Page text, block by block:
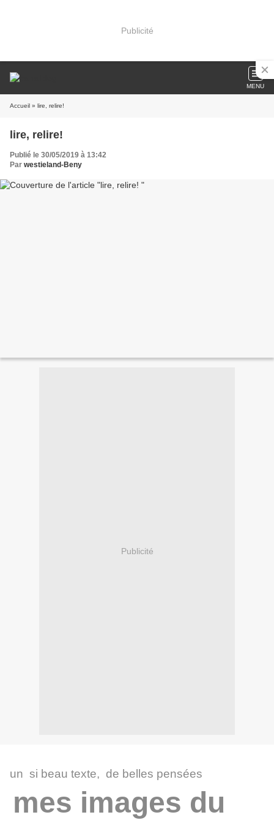
Publicité
MENU
Accueil » lire, relire!
lire, relire!
Publié le 30/05/2019 à 13:42
Par westieland-Beny
Publicité
un si beau texte, de belles pensées
mes images du